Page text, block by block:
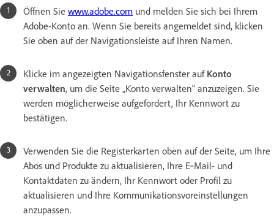
Öffnen Sie www.adobe.com und melden Sie sich bei Ihrem
Adobe-Konto an. Wenn Sie bereits angemeldet sind, klicken
Sie oben auf der Navigationsleiste auf Ihren Namen.
Klicke im angezeigten Navigationsfenster auf Konto
verwalten, um die Seite „Konto verwalten“ anzuzeigen. Sie
werden möglicherweise aufgefordert, Ihr Kennwort zu
bestätigen.
Verwenden Sie die Registerkarten oben auf der Seite, um Ihre
Abos und Produkte zu aktualisieren, Ihre E‑Mail- und
Kontaktdaten zu ändern, Ihr Kennwort oder Profil zu
aktualisieren und Ihre Kommunikationsvoreinstellungen
anzupassen.